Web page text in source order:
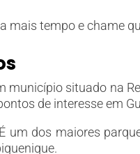
mais tempo e chame
município situado na
de interesse em
um dos maiores